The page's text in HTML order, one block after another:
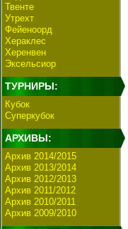
Твенте
Утрехт
Фейеноорд
Хераклес
Херенвен
Эксельсиор
ТУРНИРЫ:
Кубок
Суперкубок
АРХИВЫ:
Архив 2014/2015
Архив 2013/2014
Архив 2012/2013
Архив 2011/2012
Архив 2010/2011
Архив 2009/2010